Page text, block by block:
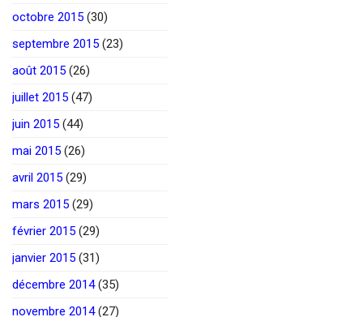
octobre 2015 (30)
septembre 2015 (23)
août 2015 (26)
juillet 2015 (47)
juin 2015 (44)
mai 2015 (26)
avril 2015 (29)
mars 2015 (29)
février 2015 (29)
janvier 2015 (31)
décembre 2014(35)
novembre 2014(27)